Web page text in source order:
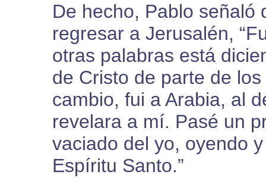
De hecho, Pablo señaló
regresar a Jerusalén,
otras palabras está
de Cristo de parte de
cambio, fui a Arabia, al
revelara a mí. Pasé un
vaciado del yo, oyendo
Espíritu Santo.”